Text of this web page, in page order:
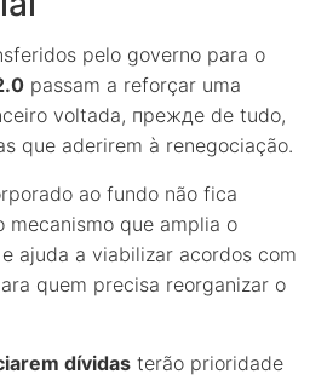
pelo governo para o
passam a reforçar uma
voltada, прежде de tudo,
que aderirem à renegociação.
ao fundo não fica
mecanismo que amplia o
ajuda a viabilizar acordos com
quem precisa reorganizar o
dívidas terão prioridade